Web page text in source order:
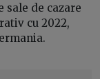
de cazare
cu 2022,